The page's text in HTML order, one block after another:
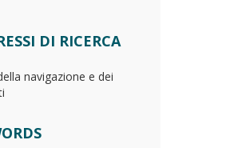
DI RICERCA
navigazione e dei